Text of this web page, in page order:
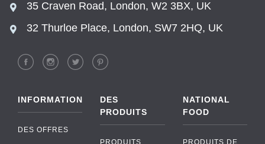
35 Craven Road, London, W2 3BX, UK
32 Thurloe Place, London, SW7 2HQ, UK
INFORMATION
DES OFFRES
DES
PRODUITS
NATIONAL
FOOD